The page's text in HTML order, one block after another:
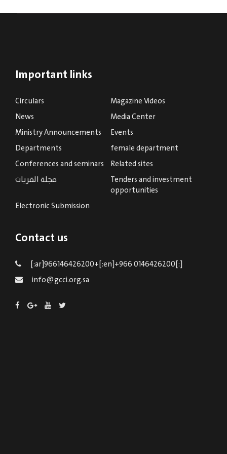
Important links
Circulars
Magazine Videos
News
Media Center
Ministry Announcements
Events
Departments
female department
Conferences and seminars
Related sites
مجلة القريات
Tenders and investment
opportunities
Electronic Submission
Contact us
[:ar]966146426200+[:en]+966 0146426200[:]
info@gcci.org.sa